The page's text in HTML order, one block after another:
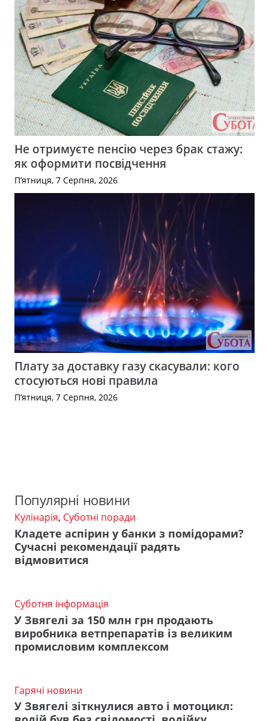
Не отримуєте пенсію через брак стажу:
як оформити посвідчення
П’ятниця, 7 Серпня, 2026
Плату за доставку газу скасували: кого
стосуються нові правила
П’ятниця, 7 Серпня, 2026
Популярні новини
Кулінарія, Суботні поради
Кладете аспірин у банки з помідорами?
Сучасні рекомендації радять
відмовитися
Суботня інформація
У Звягелі за 150 млн грн продають
виробника ветпрепаратів із великим
промисловим комплексом
Гарячі новини
У Звягелі зіткнулися авто і мотоцикл: